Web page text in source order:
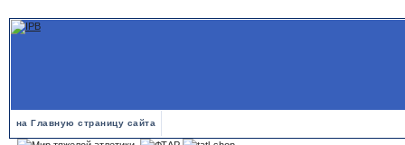
на Главную страницу сайта